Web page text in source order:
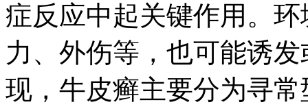
症反应中起关键作用。
力、外伤等，也可能诱
现，牛皮癣主要分为寻